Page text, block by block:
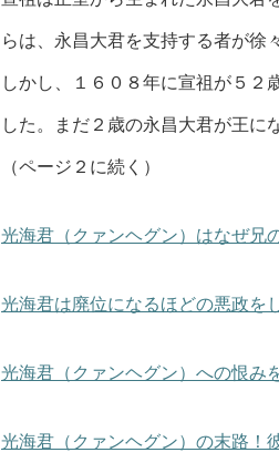
らは、永昌大君を支持する者が徐
しかし、１６０８年に宣祖が５２
した。まだ２歳の永昌大君が王に
（ページ２に続く）
光海君（クァンヘグン）はなぜ兄
光海君は廃位になるほどの悪政を
光海君（クァンヘグン）への恨み
光海君（クァンヘグン）の末路！